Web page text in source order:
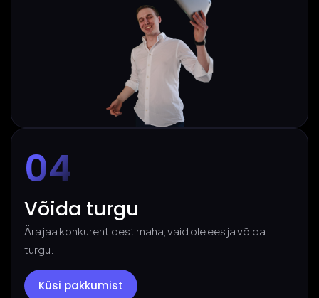
04
Võida turgu
Ära jää konkurentidest maha, vaid ole ees ja võida
turgu.
Küsi pakkumist